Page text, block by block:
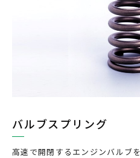
バルブスプリング
高速で開閉するエンジンバルブ